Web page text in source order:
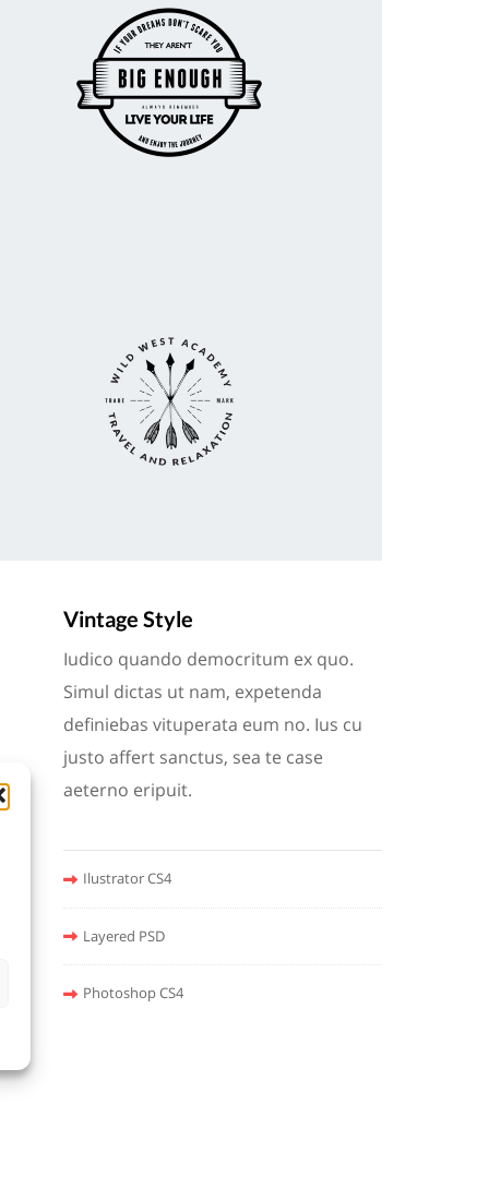
Vintage Style
Iudico quando democritum ex quo.
Simul dictas ut nam, expetenda
definiebas vituperata eum no. Ius cu
justo affert sanctus, sea te case
aeterno eripuit.
Ilustrator CS4
Layered PSD
Photoshop CS4